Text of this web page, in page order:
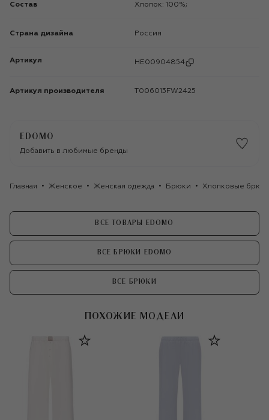
Состав Хлопок: 100%;
Страна дизайна Россия
Артикул HE00904854
Артикул производителя T006013FW2425
EDOMO
Добавить в любимые бренды
Главная Женское Женская одежда Брюки Хлопковые
ВСЕ ТОВАРЫ EDOMO
ВСЕ БРЮКИ EDOMO
ВСЕ БРЮКИ
ПОХОЖИЕ МОДЕЛИ